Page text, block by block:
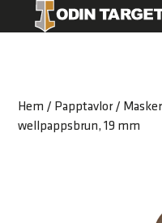
Hem / Papptavlor/
wellpappsbrun, 19 mm